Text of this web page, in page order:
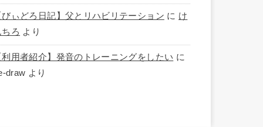
びぃどろ日記】父とリハビリテーション に け
ちろ より
利用者紹介】発音のトレーニングをしたい に
draw より